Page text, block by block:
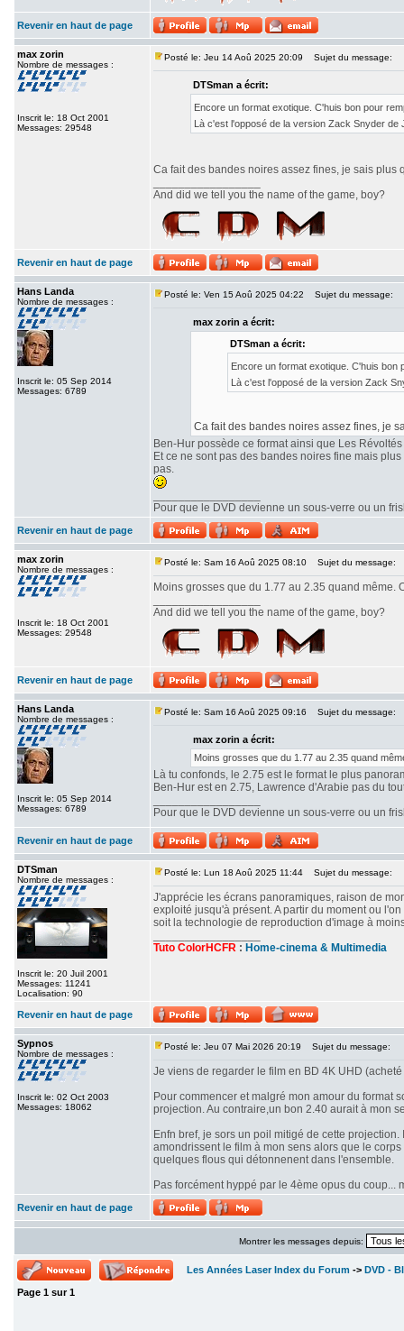
Revenir en haut de page
max zorin
Nombre de messages :
Inscrit le: 18 Oct 2001
Messages: 29548
Posté le: Jeu 14 Aoû 2025 20:09 Sujet du message:
DTSman a écrit:
Encore un format exotique. C'huis bon pour
Là c'est l'opposé de la version Zack Snyder de
Ca fait des bandes noires assez fines, je sais
And did we tell you the name of the game, boy?
Revenir en haut de page
Hans Landa
Nombre de messages :
Inscrit le: 05 Sep 2014
Messages: 6789
Posté le: Ven 15 Aoû 2025 04:22 Sujet du message:
max zorin a écrit:
DTSman a écrit:
Encore un format exotique. C'huis
Là c'est l'opposé de la version Zack
Ca fait des bandes noires assez fines, je
Ben-Hur possède ce format ainsi que Les
Et ce ne sont pas des bandes noires fine mais
pas.
Pour que le DVD devienne un sous-verre ou un
Revenir en haut de page
max zorin
Nombre de messages :
Inscrit le: 18 Oct 2001
Messages: 29548
Posté le: Sam 16 Aoû 2025 08:10 Sujet du message:
Moins grosses que du 1.77 au 2.35 quand même.
And did we tell you the name of the game, boy?
Revenir en haut de page
Hans Landa
Nombre de messages :
Inscrit le: 05 Sep 2014
Messages: 6789
Posté le: Sam 16 Aoû 2025 09:16 Sujet du message:
max zorin a écrit:
Moins grosses que du 1.77 au 2.35 quand
Là tu confonds, le 2.75 est le format le plus
Ben-Hur est en 2.75, Lawrence d'Arabie pas du
Pour que le DVD devienne un sous-verre ou un
Revenir en haut de page
DTSman
Nombre de messages :
Inscrit le: 20 Juil 2001
Messages: 11241
Localisation: 90
Posté le: Lun 18 Aoû 2025 11:44 Sujet du message:
J'apprécie les écrans panoramiques, raison de
exploité jusqu'à présent. A partir du moment ou
soit la technologie de reproduction d'image à
Tuto ColorHCFR : Home-cinema & Multimedia
Revenir en haut de page
Sypnos
Nombre de messages :
Inscrit le: 02 Oct 2003
Messages: 18062
Posté le: Jeu 07 Mai 2026 20:19 Sujet du message:
Je viens de regarder le film en BD 4K UHD
Pour commencer et malgré mon amour du format
projection. Au contraire,un bon 2.40 aurait à mon
Enfn bref, je sors un poil mitigé de cette
amondrissent le film à mon sens alors que le
quelques flous qui détonnenent dans l'ensemble.
Pas forcément hyppé par le 4ème opus du
Revenir en haut de page
Montrer les messages depuis:
Les Années Laser Index du Forum -> DVD -
Page 1 sur1